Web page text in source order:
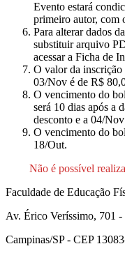
Evento estará
primeiro autor, com
Para alterar dados
substituir arquivo
acessar a Ficha de
O valor da inscrição
03/Nov é de R$
O vencimento do
será 10 dias após a
desconto e a 04/
O vencimento do
18/Out.
Não é possível
Faculdade de Educação
Av. Érico Veríssimo, 701
Campinas/SP - CEP